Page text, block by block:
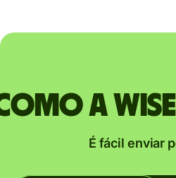
a
É fácil enviar